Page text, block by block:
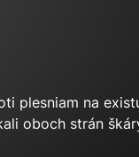
plesniam na
oboch strán